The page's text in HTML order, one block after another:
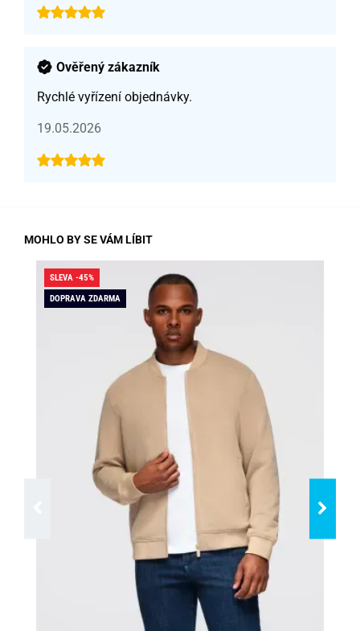
Ověřený zákazník
Rychlé vyřízení objednávky.
19.05.2026
MOHLO BY SE VÁM LÍBIT
SLEVA -45%
DOPRAVA ZDARMA